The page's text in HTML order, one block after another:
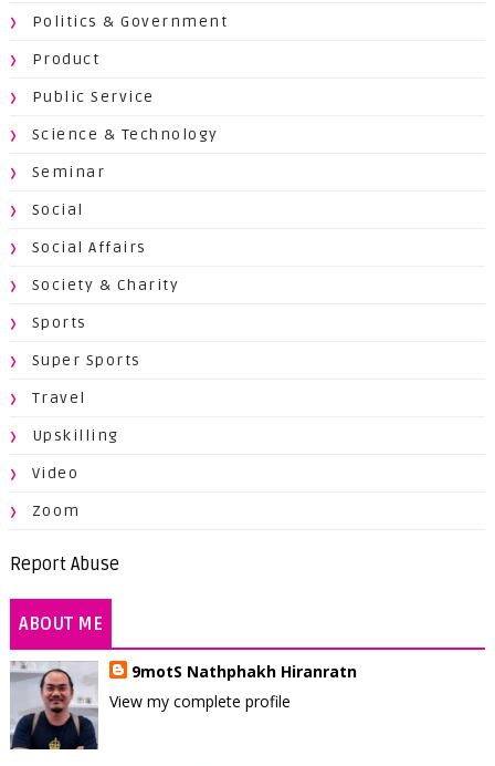
Politics & Government
Product
Public Service
Science & Technology
Seminar
Social
Social Affairs
Society & Charity
Sports
Super Sports
Travel
Upskilling
Video
Zoom
Report Abuse
ABOUT ME
9motS Nathphakh Hiranratn
View my complete profile